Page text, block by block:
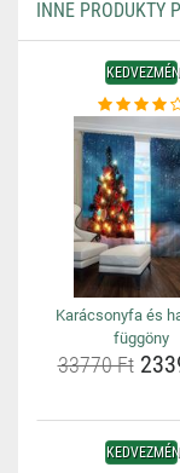
INNE PRODUKTY
Karácsonyfa és
függöny
33770 Ft